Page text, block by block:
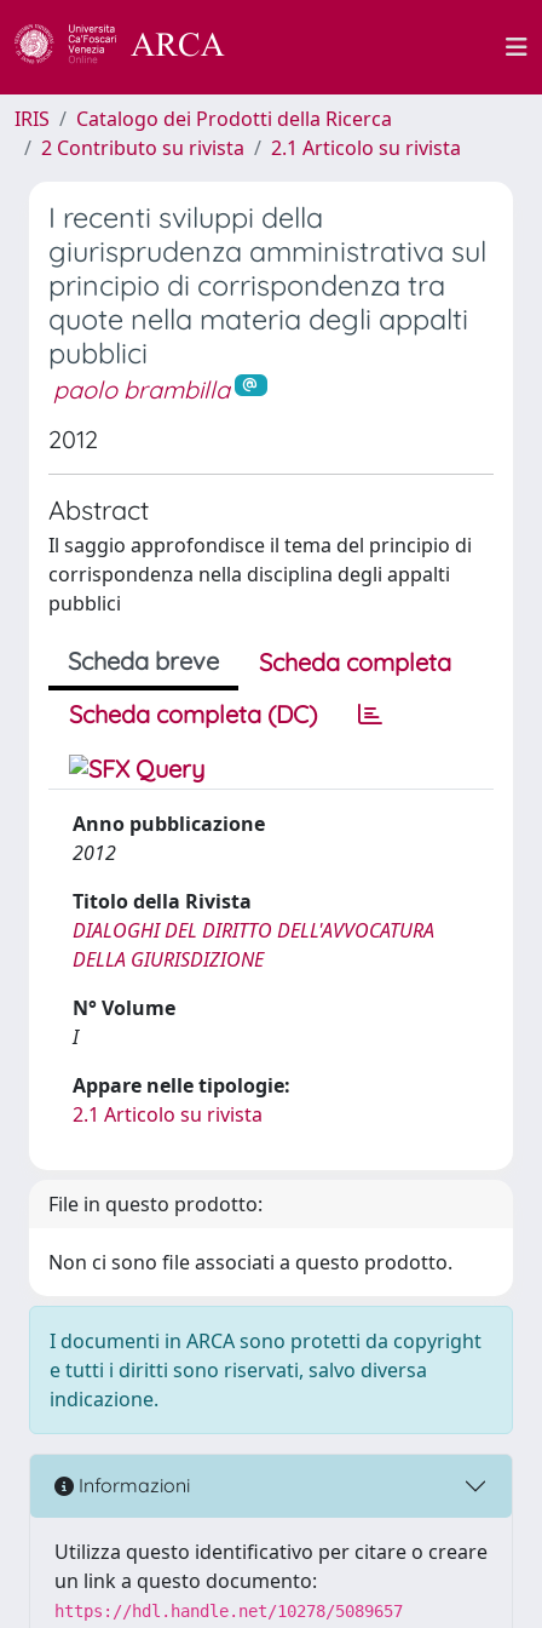
IRIS
Catalogo dei Prodotti della Ricerca
2 Contributo su rivista
2.1 Articolo su rivista
I recenti sviluppi della
giurisprudenza amministrativa sul
principio di corrispondenza tra
quote nella materia degli appalti
pubblici
paolo brambilla
2012
Abstract
Il saggio approfondisce il tema del principio di
corrispondenza nella disciplina degli appalti
pubblici
Scheda breve
Scheda completa
Scheda completa (DC)
Anno pubblicazione
2012
Titolo della Rivista
DIALOGHI DEL DIRITTO DELL'AVVOCATURA
DELLA GIURISDIZIONE
N° Volume
I
Appare nelle tipologie:
2.1 Articolo su rivista
File in questo prodotto:
Non ci sono file associati a questo prodotto.
I documenti in ARCA sono protetti da copyright
e tutti i diritti sono riservati, salvo diversa
indicazione.
Informazioni
Utilizza questo identificativo per citare o creare
un link a questo documento:
https://hdl.handle.net/10278/5089657